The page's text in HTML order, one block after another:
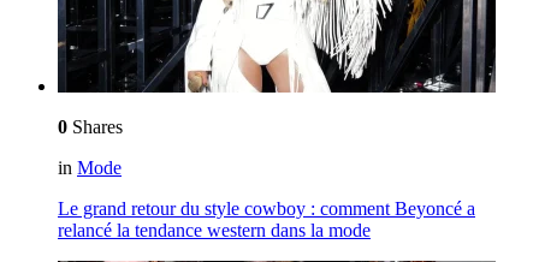
0 Shares
in Mode
Le grand retour du style cowboy : comment Beyoncé a
relancé la tendance western dans la mode